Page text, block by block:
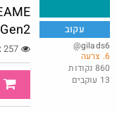
מנוי קפה לחודש בילוו ב 5 ש"ח (!) - לאומי בונוס
₪5.0
עקוב
@gilads6
6. צרעה
860 נקודות
13 עוקבים
Gen2 -